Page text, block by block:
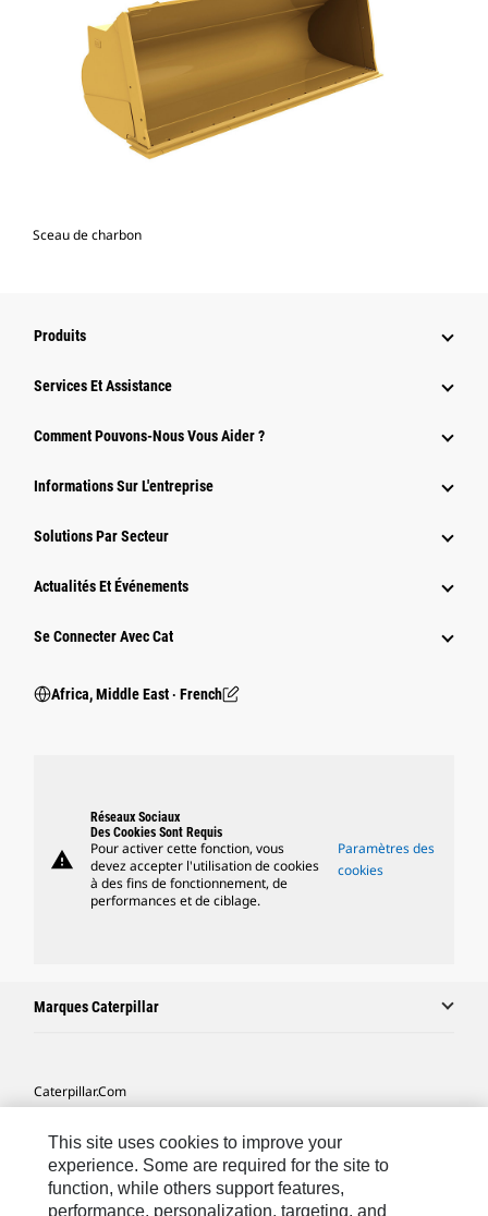
Sceau de charbon
Produits
Services Et Assistance
Comment Pouvons-Nous Vous Aider ?
Informations Sur L'entreprise
Solutions Par Secteur
Actualités Et Événements
Se Connecter Avec Cat
Africa, Middle East ‧ French
warning
Réseaux Sociaux
Des Cookies Sont Requis
Pour activer cette fonction, vous
devez accepter l'utilisation de cookies
à des fins de fonctionnement, de
performances et de ciblage.
Paramètres des
cookies
Marques Caterpillar
Caterpillar.com
Mes Préférences Marketing
Plan Du Site
This site uses cookies to improve your
experience. Some are required for the site to
function, while others support features,
performance, personalization, targeting, and